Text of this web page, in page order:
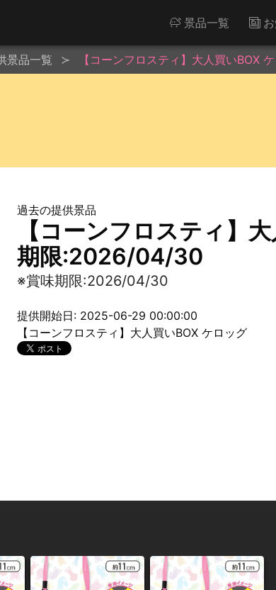
景品一覧
景品一覧 【コーンフロスティ】大人買いBOX
過去の提供景品
【コーンフロスティ】
期限:2026/04/30
※賞味期限:2026/04/30
提供開始日: 2025-06-29 00:00:00
【コーンフロスティ】大人買いBOX ケロッグ